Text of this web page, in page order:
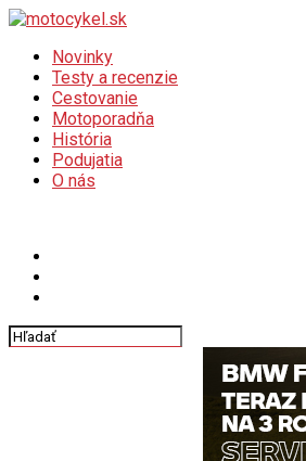
Novinky
Testy a recenzie
Cestovanie
Motoporadňa
História
Podujatia
O nás